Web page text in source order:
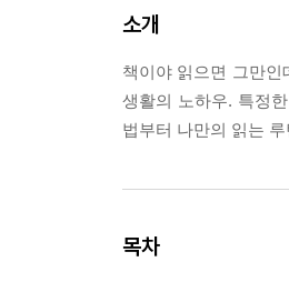
소개
책이야 읽으면 그만인
생활의 노하우. 특정
법부터 나만의 읽는
목차